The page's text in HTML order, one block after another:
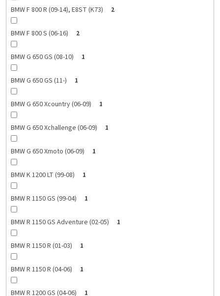
BMW F 800 R (09-14), E8ST (K73) 2
BMW F 800 S (06-16) 2
BMW G 650 GS (08-10) 1
BMW G 650 GS (11-) 1
BMW G 650 Xcountry (06-09) 1
BMW G 650 Xchallenge (06-09) 1
BMW G 650 Xmoto (06-09) 1
BMW K 1200 LT (99-08) 1
BMW R 1150 GS (99-04) 1
BMW R 1150 GS Adventure (02-05) 1
BMW R 1150 R (01-03) 1
BMW R 1150 R (04-06) 1
BMW R 1200 GS (04-06) 1